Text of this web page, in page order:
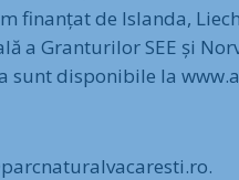
finanțat de Islanda,
a Granturilor SEE și
sunt disponibile la